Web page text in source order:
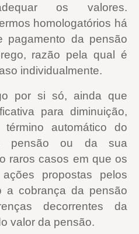
os valores.
homologatórios há
pagamento da pensão
razão pela qual é
individualmente.
por si só, ainda que
para diminuição,
automático do
pensão ou da sua
raros casos em que os
propostas pelos
a cobrança da pensão
decorrentes da
valor da pensão.